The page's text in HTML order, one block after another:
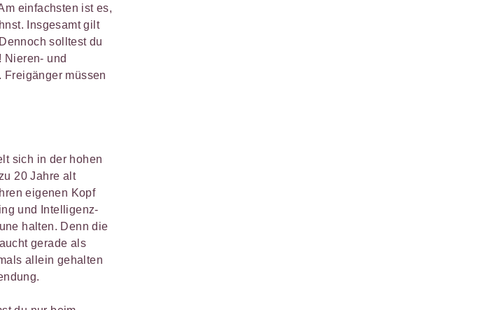
einfachsten ist es,
Insgesamt gilt
solltest du
und
müssen
sich in der hohen
20 Jahre alt
eigenen Kopf
und Intelligenz-
halten. Denn die
gerade als
allein gehalten